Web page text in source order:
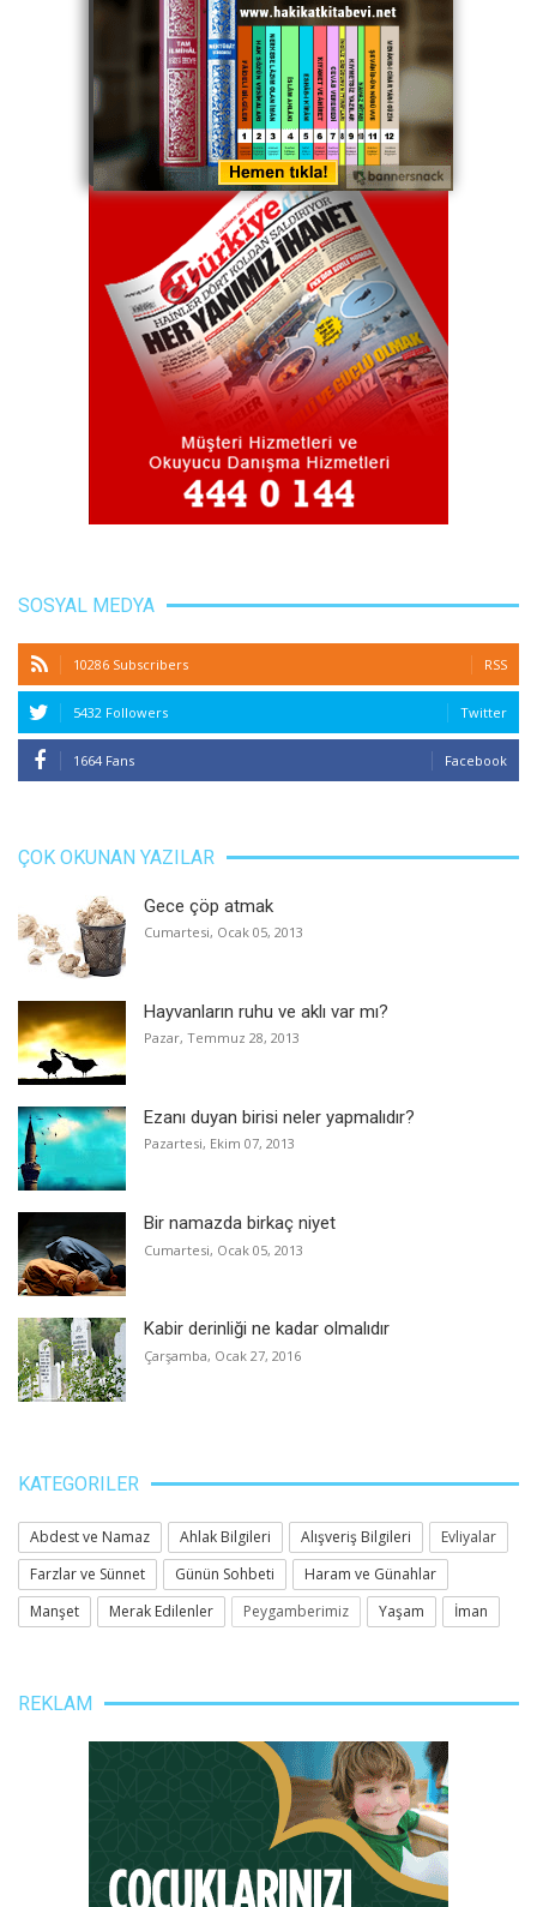
SOSYAL MEDYA
10286 Subscribers RSS
5432 Followers Twitter
1664 Fans Facebook
ÇOK OKUNAN YAZILAR
Gece çöp atmak
Cumartesi, Ocak 05, 2013
Hayvanların ruhu ve aklı var mı?
Pazar, Temmuz 28, 2013
Ezanı duyan birisi neler yapmalıdır?
Pazartesi, Ekim 07, 2013
Bir namazda birkaç niyet
Cumartesi, Ocak 05, 2013
Kabir derinliği ne kadar olmalıdır
Çarşamba, Ocak 27, 2016
KATEGORILER
Abdest ve Namaz Ahlak Bilgileri Alışveriş Bilgileri
Evliyalar
Farzlar ve Sünnet
Günün Sohbeti
Haram ve Günahlar
Manşet
Merak Edilenler Peygamberimiz Yaşam İman
REKLAM